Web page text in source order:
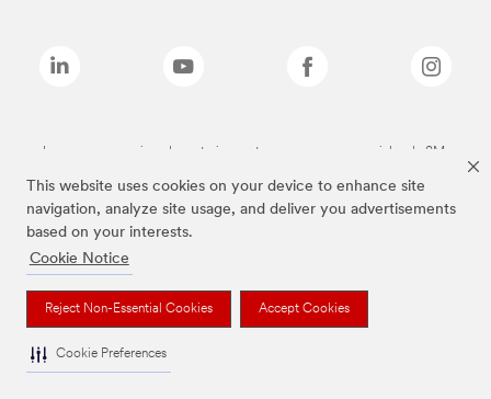
This website uses cookies on your device to enhance site
navigation, analyze site usage, and deliver you advertisements
based on your interests.
Cookie Notice
Reject Non-Essential Cookies Accept Cookies
Cookie Preferences
Las marcas mencionadas anteriormente son marcas comerciales de 3M.